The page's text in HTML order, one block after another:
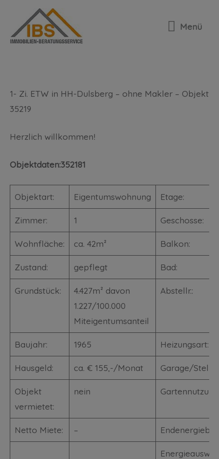
Menü
VERKAUFT – 1- Zi. ETW in HH-
Dulsberg – ohne Makler – Objekt
35219
1- Zi. ETW in HH-Dulsberg – ohne Makler – Objekt
35219
Herzlich willkommen!
Objektdaten:352181
Objektart: Eigentumswohnung Etage:
Zimmer: 1 Geschosse:
Wohnfläche: ca. 42m² Balkon:
Zustand: gepflegt Bad:
Grundstück:
4.427m² davon
1.227/100.000
Miteigentumsanteil
Abstellr.:
Baujahr: 1965 Heizungsart:
Hausgeld: ca. € 155,-/Monat Garage/
Objekt
vermietet:
nein
Netto Miete: –